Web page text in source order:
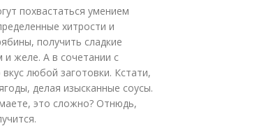
похвастаться умением
хитрости и
получить сладкие
желе. А в сочетании с
любой заготовки. Кстати,
делая изысканные соусы.
это сложно? Отнюдь,